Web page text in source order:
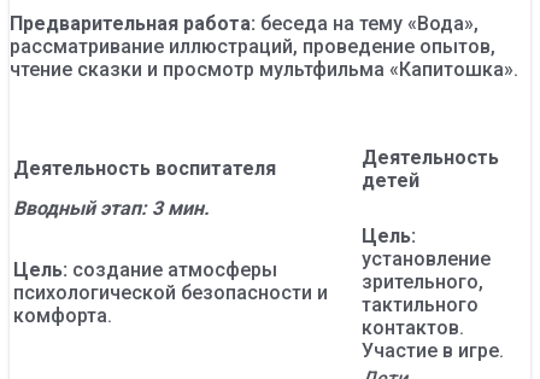
Предварительная работа: беседа на тему «Вода»,
рассматривание иллюстраций, проведение опытов,
чтение сказки и просмотр мультфильма «Капитошка».
Деятельность воспитателя
Деятельность
детей
Вводный этап: 3 мин.
Цель: создание атмосферы
психологической безопасности и
комфорта.
Цель:
установление
зрительного,
тактильного
контактов.
Участие в игре.